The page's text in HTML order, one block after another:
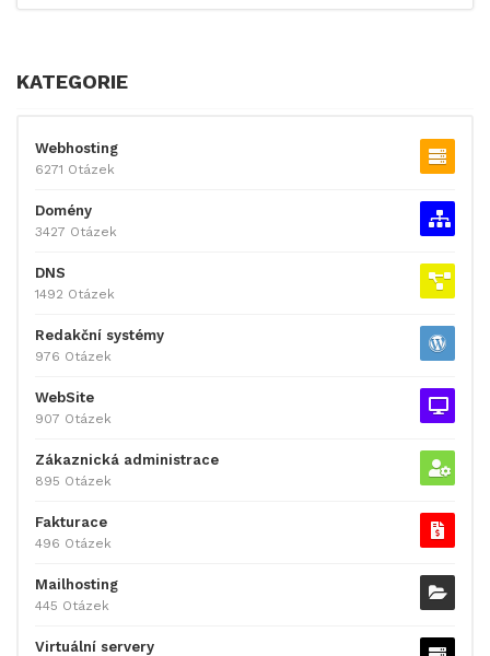
KATEGORIE
Webhosting
6271 Otázek
Domény
3427 Otázek
DNS
1492 Otázek
Redakční systémy
976 Otázek
WebSite
907 Otázek
Zákaznická administrace
895 Otázek
Fakturace
496 Otázek
Mailhosting
445 Otázek
Virtuální servery